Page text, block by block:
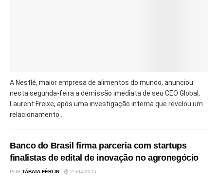
A Nestlé, maior empresa de alimentos do mundo, anunciou
nesta segunda-feira a demissão imediata de seu CEO Global,
Laurent Freixe, após uma investigação interna que revelou um
relacionamento...
Banco do Brasil firma parceria com startups
finalistas de edital de inovação no agronegócio
POR TÁBATA FÉRLIN 25/04/2025